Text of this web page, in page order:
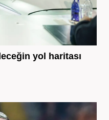
yol haritası